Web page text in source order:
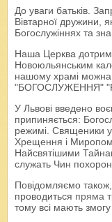
До уваги батьків.
Вівтарної дружини,
Богослужіннях та
Наша Церква
Новоюльянським
нашому храмі можна
"БОГОСЛУЖЕННЯ"
У Львові введено
припиняється:
режимі. Священики
Хрещення і
Найсвятішими
служать Чин
Повідомляємо
проводиться пряма
тому всі мають